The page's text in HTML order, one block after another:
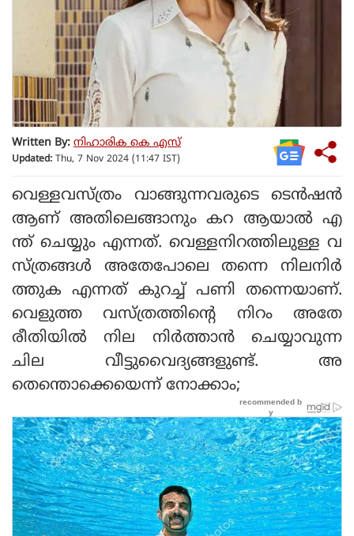
Written By: നിഹാരിക കെ എസ്
Updated: Thu, 7 Nov 2024 (11:47 IST)
വെള്ളവസ്ത്രം വാങ്ങുന്നവരുടെ ടെൻഷൻ
ആണ് അതിലെങ്ങാനും കറ ആയാൽ എ
ന്ത് ചെയ്യും എന്നത്. വെള്ളനിറത്തിലുള്ള വ
സ്ത്രങ്ങൾ അതേപോലെ തന്നെ നിലനിർ
ത്തുക എന്നത് കുറച്ച് പണി തന്നെയാണ്.
വെളുത്ത വസ്ത്രത്തിന്റെ നിറം അതേ
രീതിയില്‍ നില നിര്‍ത്താന്‍ ചെയ്യാവുന്ന
ചില വീട്ടുവൈദ്യങ്ങളുണ്ട്. അ
തെന്തൊക്കെയെന്ന് നോക്കാം;